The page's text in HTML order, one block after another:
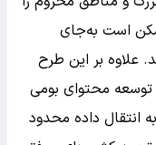
است به‌جای
علاوه بر این طرح
توسعه محتوای بومی
انتقال داده محدود